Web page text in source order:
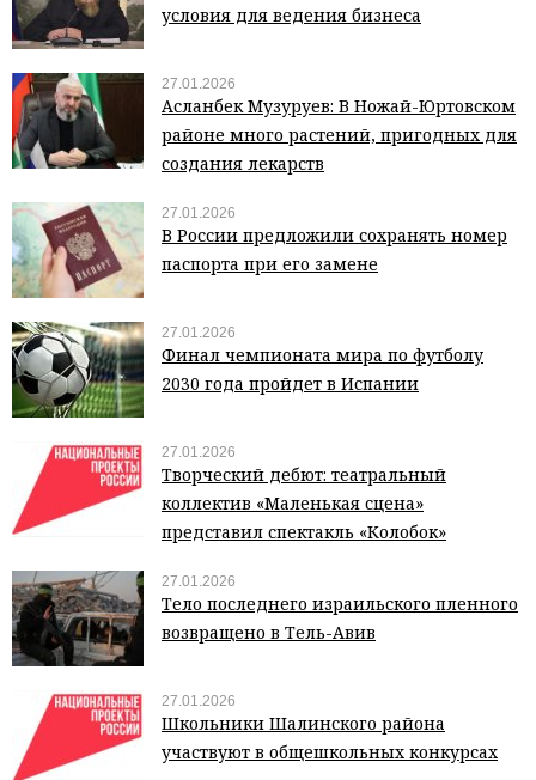
условия для ведения бизнеса
27.01.2026
Асланбек Музуруев: В Ножай-Юртовском
районе много растений, пригодных для
создания лекарств
27.01.2026
В России предложили сохранять номер
паспорта при его замене
27.01.2026
Финал чемпионата мира по футболу
2030 года пройдет в Испании
27.01.2026
Творческий дебют: театральный
коллектив «Маленькая сцена»
представил спектакль «Колобок»
27.01.2026
Тело последнего израильского пленного
возвращено в Тель-Авив
27.01.2026
Школьники Шалинского района
участвуют в общешкольных конкурсах